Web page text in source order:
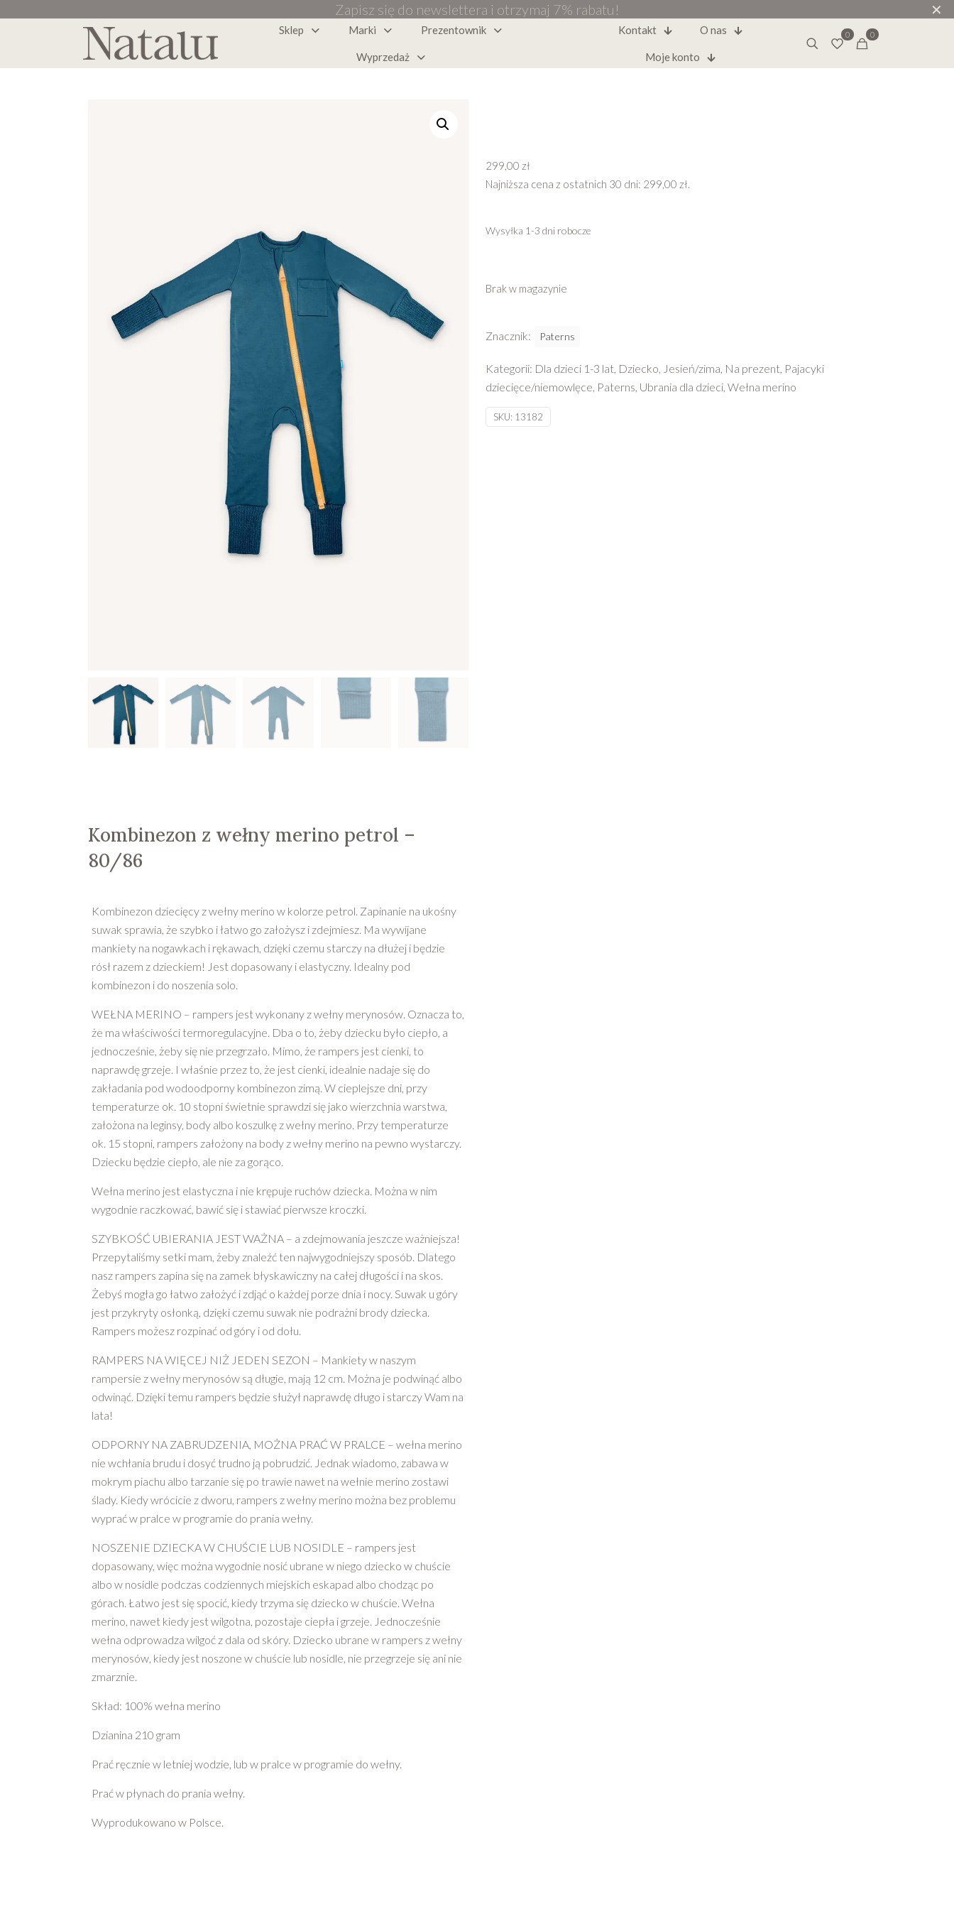
Zapisz się do newslettera i otrzymaj 7% rabatu! ✕
Sklep Marki Prezentownik
Wyprzedaż
Kontakt O nas
Moje konto
0 0
Kombinezon z wełny merino petrol –
80/86
Kombinezon dziecięcy z wełny merino w kolorze petrol. Zapinanie na ukośny
suwak sprawia, że szybko i łatwo go założysz i zdejmiesz. Ma wywijane
mankiety na nogawkach i rękawach, dzięki czemu starczy na dłużej i będzie
rósł razem z dzieckiem! Jest dopasowany i elastyczny. Idealny pod
kombinezon i do noszenia solo.
WEŁNA MERINO – rampers jest wykonany z wełny merynosów. Oznacza to,
że ma właściwości termoregulacyjne. Dba o to, żeby dziecku było ciepło, a
jednocześnie, żeby się nie przegrzało. Mimo, że rampers jest cienki, to
naprawdę grzeje. I właśnie przez to, że jest cienki, idealnie nadaje się do
zakładania pod wodoodporny kombinezon zimą. W cieplejsze dni, przy
temperaturze ok. 10 stopni świetnie sprawdzi się jako wierzchnia warstwa,
założona na leginsy, body albo koszulkę z wełny merino. Przy temperaturze
ok. 15 stopni, rampers założony na body z wełny merino na pewno wystarczy.
Dziecku będzie ciepło, ale nie za gorąco.
Wełna merino jest elastyczna i nie krępuje ruchów dziecka. Można w nim
wygodnie raczkować, bawić się i stawiać pierwsze kroczki.
SZYBKOŚĆ UBIERANIA JEST WAŻNA – a zdejmowania jeszcze ważniejsza!
Przepytaliśmy setki mam, żeby znaleźć ten najwygodniejszy sposób. Dlatego
nasz rampers zapina się na zamek błyskawiczny na całej długości i na skos.
Żebyś mogła go łatwo założyć i zdjąć o każdej porze dnia i nocy. Suwak u góry
jest przykryty osłonką, dzięki czemu suwak nie podrażni brody dziecka.
Rampers możesz rozpinać od góry i od dołu.
RAMPERS NA WIĘCEJ NIŻ JEDEN SEZON – Mankiety w naszym
rampersie z wełny merynosów są długie, mają 12 cm. Można je podwinąć albo
odwinąć. Dzięki temu rampers będzie służył naprawdę długo i starczy Wam na
lata!
ODPORNY NA ZABRUDZENIA, MOŻNA PRAĆ W PRALCE – wełna merino
nie wchłania brudu i dosyć trudno ją pobrudzić. Jednak wiadomo, zabawa w
mokrym piachu albo tarzanie się po trawie nawet na wełnie merino zostawi
ślady. Kiedy wrócicie z dworu, rampers z wełny merino można bez problemu
wyprać w pralce w programie do prania wełny.
NOSZENIE DZIECKA W CHUŚCIE LUB NOSIDLE – rampers jest
dopasowany, więc można wygodnie nosić ubrane w niego dziecko w chuście
albo w nosidle podczas codziennych miejskich eskapad albo chodząc po
górach. Łatwo jest się spocić, kiedy trzyma się dziecko w chuście. Wełna
merino, nawet kiedy jest wilgotna, pozostaje ciepła i grzeje. Jednocześnie
wełna odprowadza wilgoć z dala od skóry. Dziecko ubrane w rampers z wełny
merynosów, kiedy jest noszone w chuście lub nosidle, nie przegrzeje się ani nie
zmarznie.
Skład: 100% wełna merino
Dzianina 210 gram
Prać ręcznie w letniej wodzie, lub w pralce w programie do wełny.
Prać w płynach do prania wełny.
Wyprodukowano w Polsce.
299,00 zł
Najniższa cena z ostatnich 30 dni: 299,00 zł.
Wysyłka 1-3 dni robocze
Brak w magazynie
Znacznik: Paterns
Kategorii: Dla dzieci 1-3 lat, Dziecko, Jesień/zima, Na prezent, Pajacyki
dziecięce/niemowlęce, Paterns, Ubrania dla dzieci, Wełna merino
SKU: 13182